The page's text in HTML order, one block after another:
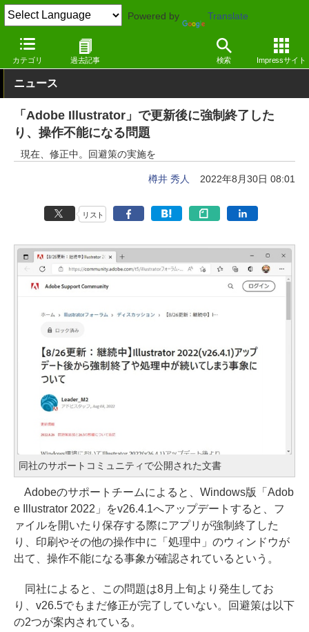
Powered by Translate
カテゴリ 過去記事 検索 Impressサイト
窓の杜 画像・映像・音楽
ニュース
「Adobe Illustrator」で更新後に強制終了した
り、操作不能になる問題
現在、修正中。回避策の実施を
樽井 秀人 2022年8月30日 08:01
リスト
同社のサポートコミュニティで公開された文書
Adobeのサポートチームによると、Windows版「Adob
e Illustrator 2022」をv26.4.1へアップデートすると、フ
ァイルを開いたり保存する際にアプリが強制終了した
り、印刷やその他の操作中に「処理中」のウィンドウが
出て、操作不能になる事象が確認されているという。
同社によると、この問題は8月上旬より発生してお
り、v26.5でもまだ修正が完了していない。回避策は以下
の2つが案内されている。